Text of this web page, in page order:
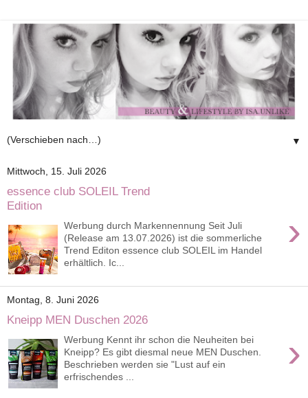
▼
Mittwoch, 15. Juli 2026
essence club SOLEIL Trend
Edition
›
Werbung durch Markennennung Seit Juli
(Release am 13.07.2026) ist die sommerliche
Trend Editon essence club SOLEIL im Handel
erhältlich. Ic...
Montag, 8. Juni 2026
Kneipp MEN Duschen 2026
›
Werbung Kennt ihr schon die Neuheiten bei
Kneipp? Es gibt diesmal neue MEN Duschen.
Beschrieben werden sie "Lust auf ein
erfrischendes ...